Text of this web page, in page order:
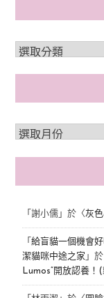
「 謝小儒」於〈灰色
「 給盲貓一個機會
潔貓咪中途之家 」
Lumos”開放認養！